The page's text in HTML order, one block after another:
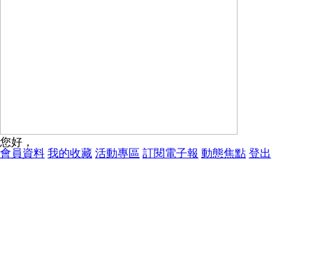
您好，
會員資料 我的收藏 活動專區 訂閱電子報 動態焦點 登出